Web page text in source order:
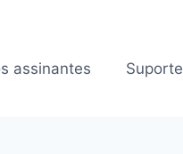
assinantes Suporte